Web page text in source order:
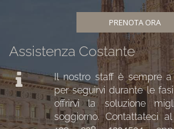
PRENOTA ORA
Assistenza Costante
Il nostro staff è sempre a
per seguirvi durante le
offrirvi la soluzione
soggiorno. Contattateci